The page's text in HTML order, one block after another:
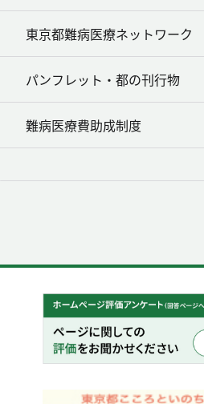
東京都難病医療ネットワーク
パンフレット・都の刊行物
難病医療費助成制度